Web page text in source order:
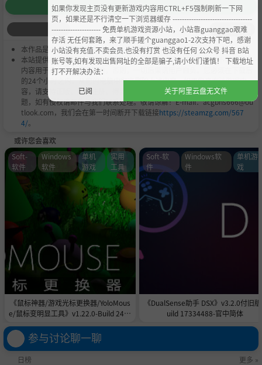
收藏
问题反馈
本作品是由小叽资源会员Chobits 's 搬运作品.
本站提供的资源转载自国内外各大媒体和网络，仅供试玩体验；不得将上述
内容用于商业或者非法用途，否则，一切后果请用户自负。您必须在下载后
的24个小时之内，从您的电脑中彻底删除上述内容。如果您喜欢该游戏内
容，请支持正版，购买注册，得到更好的正版服务。我们非常重视版权问
题，如有侵权请邮件与我们联系处理。敬请谅解！E-mail：acgbns666@ou
tlook.com，我们会在第一时间断开下载链接https://steamzg.com/567
4/。
或许您会喜欢
《鼠标神器/游戏光标更换器/YoloMous
e/鼠标变明显工具》v1.22.0-Build 2430
Soft-
软件
Windows
软件
单机
游戏
实用
工具
《DualSense助手 DSX》v3.2.0付旧
uild 17334488-官中简体
Soft-软
件
Windows软
件
单机游
戏
参与讨论聊一聊
日榜
更多 »
如果你发现主页没有更新游戏内容用CTRL+F5强制刷新一下网
页，如果还是不行清空一下浏览器缓存 ----------------------------------
--------------------- 免费单机游戏资源小站，小站靠guanggao艰难
存活 无任何套路，来了顺手搓个guanggao1-2次支持下吧，感谢
小站没有充值.不卖会员.也没有打赏 也没有任何 公众号 抖音 B站
账号等,如有发现出售网址的全部是骗子,请小伙们谨慎！ 下载地址
打不开解决办法：
已阅
关于阿里云盘无文件